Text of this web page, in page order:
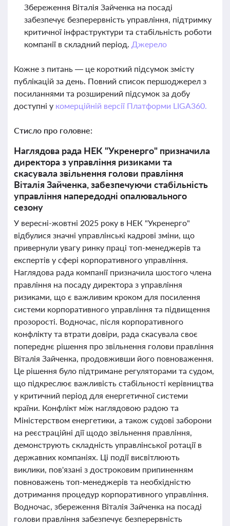
Збереження Віталія Зайченка на посаді
забезпечує безперервність управління, підтримку
критичної інфраструктури та стабільність роботи
компанії в складний період. Джерело
Кожне з питань — це короткий підсумок змісту
публікацій за день. Повний список першоджерел з
посиланнями та розширений підсумок за добу
доступні у комерційній версії Платформи LIGA360.
Стисло про головне:
Наглядова рада НЕК "Укренерго" призначила
директора з управління ризиками та
скасувала звільнення голови правління
Віталія Зайченка, забезпечуючи стабільність
управління напередодні опалювального
сезону
У вересні-жовтні 2025 року в НЕК "Укренерго"
відбулися значні управлінські кадрові зміни, що
привернули увагу ринку праці топ-менеджерів та
експертів у сфері корпоративного управління.
Наглядова рада компанії призначила шостого члена
правління на посаду директора з управління
ризиками, що є важливим кроком для посилення
системи корпоративного управління та підвищення
прозорості. Водночас, після корпоративного
конфлікту та втрати довіри, рада скасувала своє
попереднє рішення про звільнення голови правління
Віталія Зайченка, продовживши його повноваження.
Це рішення було підтримане регуляторами та судом,
що підкреслює важливість стабільності керівництва
у критичний період для енергетичної системи
країни. Конфлікт між наглядовою радою та
Міністерством енергетики, а також судові заборони
на реєстраційні дії щодо звільнення правління,
демонструють складність управлінської ротації в
державних компаніях. Ці події висвітлюють
виклики, пов'язані з достроковим припиненням
повноважень топ-менеджерів та необхідністю
дотримання процедур корпоративного управління.
Водночас, збереження Віталія Зайченка на посаді
голови правління забезпечує безперервність